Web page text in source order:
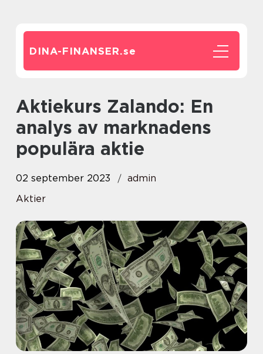
DINA-FINANSER.se
Aktiekurs Zalando: En
analys av marknadens
populära aktie
02 september 2023
admin
Aktier